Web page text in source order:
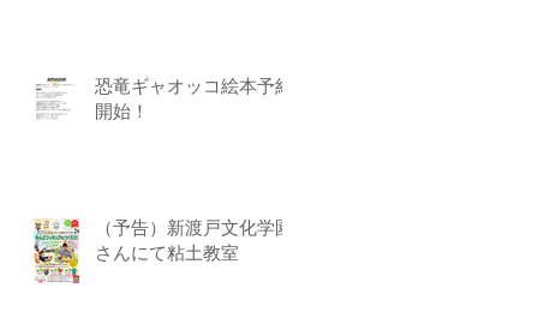
恐竜ギャオッコ絵本予約
開始！
（予告）新渡戸文化学園
さんにて粘土教室